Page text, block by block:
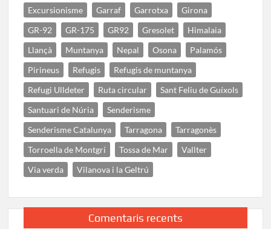
Excursionisme
Garraf Garrotxa
Girona
GR-92
GR-175 GR92 Gresolet
Himalaia
Llançà
Muntanya Nepal Osona
Palamós
Pirineus
Refugis
Refugis de muntanya
Refugi Ulldeter
Ruta circular
Sant Feliu de Guíxols
Santuari de Núria
Senderisme
Senderisme Catalunya
Tarragona
Tarragonès
Torroella de Montgrí
Tossa de Mar
Vallter
Via verda
Vilanova i la Geltrú
Comentaris recents